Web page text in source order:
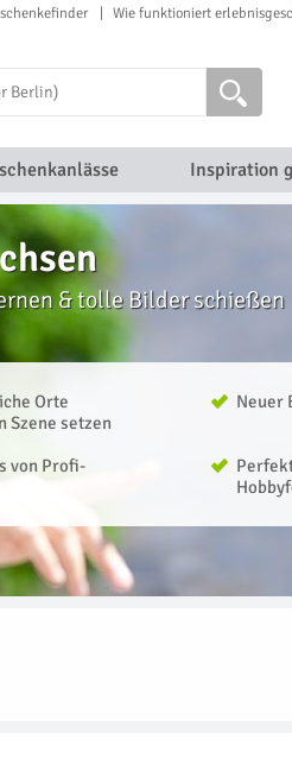
Wie funktioniert
Inspiration
& tolle Bilder schießen
Orte
Szene setzen
Neuer
von Profi-